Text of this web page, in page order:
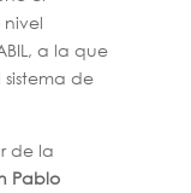
a la que
de
de la
Pablo